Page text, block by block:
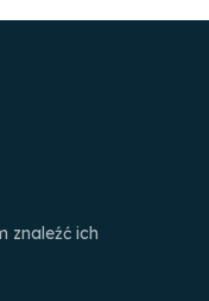
znaleźć ich